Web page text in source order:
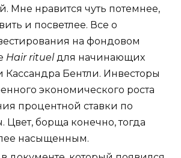
Мне нравится чуть потемнее,
и посветлее. Все о
на фондовом
Hair rituel для начинающих
Бентли. Инвесторы
экономического роста
процентной ставки по
Цвет, борща конечно, тогда
насыщенным.